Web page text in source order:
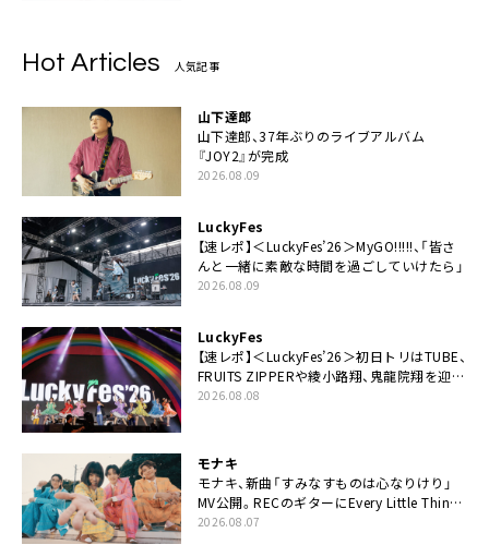
Hot Articles 人気記事
山下達郎
山下達郎、37年ぶりのライブアルバム
『JOY2』が完成
2026.08.09
LuckyFes
【速レポ】＜LuckyFes’26＞MyGO!!!!!、「皆さ
んと一緒に素敵な時間を過ごしていけたら」
2026.08.09
LuckyFes
【速レポ】＜LuckyFes’26＞初日トリはTUBE、
FRUITS ZIPPERや綾小路翔、鬼龍院翔を迎え
た豪華コラボも「知ってたらぜひ一緒に歌っ
2026.08.08
モナキ
モナキ、新曲「すみなすものは心なりけり」
MV公開。RECのギターにEvery Little Thing・
伊藤一朗参加も
2026.08.07